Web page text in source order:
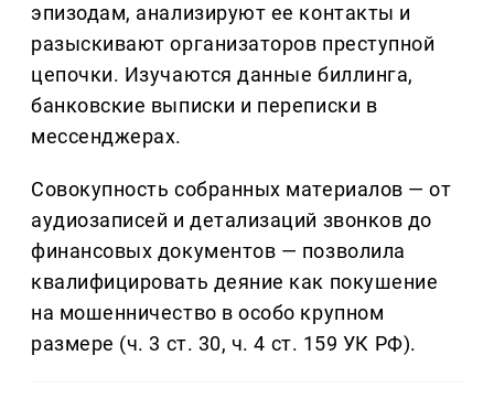
эпизодам, анализируют ее контакты и
разыскивают организаторов преступной
цепочки. Изучаются данные биллинга,
банковские выписки и переписки в
мессенджерах.
Совокупность собранных материалов — от
аудиозаписей и детализаций звонков до
финансовых документов — позволила
квалифицировать деяние как покушение
на мошенничество в особо крупном
размере (ч. 3 ст. 30, ч. 4 ст. 159 УК РФ).